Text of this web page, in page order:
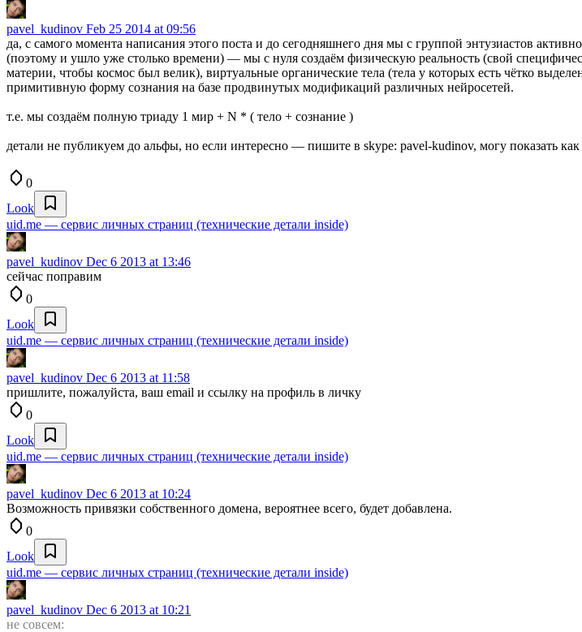
pavel_kudinov Feb 25 2014 at 09:56
да, с самого момента написания этого поста и до сегодняшнего дня мы с группой энтузиастов
(поэтому и ушло уже столько времени) — мы с нуля создаём физическую реальность (свой
материи, чтобы космос был велик), виртуальные органические тела (тела у которых есть чётко
примитивную форму сознания на базе продвинутых модификаций различных нейросетей.
т.е. мы создаём полную триаду 1 мир + N * ( тело + сознание )
детали не публикуем до альфы, но если интересно — пишите в skype: pavel-kudinov, могу показать как
0
Look
uid.me — сервис личных страниц (технические детали inside)
pavel_kudinov Dec 6 2013 at 13:46
сейчас поправим
0
Look
uid.me — сервис личных страниц (технические детали inside)
pavel_kudinov Dec 6 2013 at 11:58
пришлите, пожалуйста, ваш email и ссылку на профиль в личку
0
Look
uid.me — сервис личных страниц (технические детали inside)
pavel_kudinov Dec 6 2013 at 10:24
Возможность привязки собственного домена, вероятнее всего, будет добавлена.
0
Look
uid.me — сервис личных страниц (технические детали inside)
pavel_kudinov Dec 6 2013 at 10:21
не совсем: